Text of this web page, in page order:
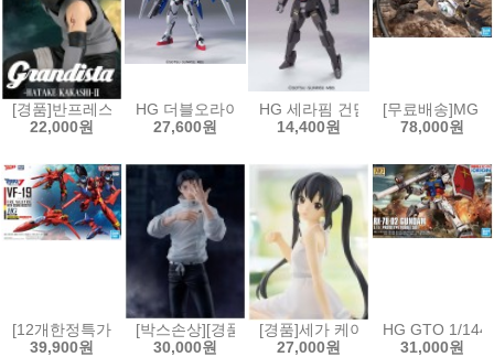
[경품]반프레스토 나루토 질풍전 Grandista 피규어 하타케 카카시
22,000원
HG 더블오라이저 + GN 소드3 [4573102573834]
27,600원
HG 세라핌 건담[4573102592354]
14,400원
[무료배송]MG
78,000원
[12개한정특가]HG 1/100 VF-19 改 파이어 발키리 사운드 부스터 장
39,900원
[박스손상][경품]세가 주술회전 FIGURIZMα 피규어
30,000원
[경품]세가 케이온! 유메미라이즈
27,000원
HG GTO 1/144
31,000원